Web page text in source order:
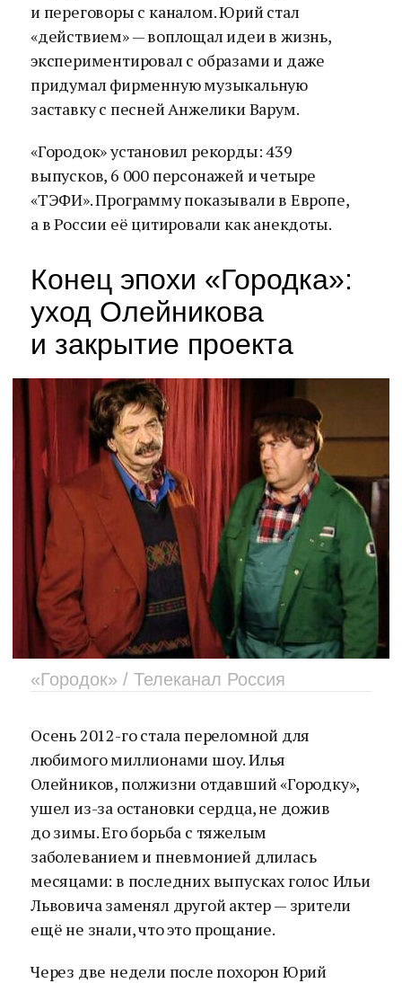
и переговоры с каналом. Юрий стал
«действием» — воплощал идеи в жизнь,
экспериментировал с образами и даже
придумал фирменную музыкальную
заставку с песней Анжелики Варум.
«Городок» установил рекорды: 439
выпусков, 6 000 персонажей и четыре
«ТЭФИ». Программу показывали в Европе,
а в России её цитировали как анекдоты.
Конец эпохи «Городка»:
уход Олейникова
и закрытие проекта
«Городок» / Телеканал Россия
Осень 2012-го стала переломной для
любимого миллионами шоу. Илья
Олейников, полжизни отдавший «Городку»,
ушел из-за остановки сердца, не дожив
до зимы. Его борьба с тяжелым
заболеванием и пневмонией длилась
месяцами: в последних выпусках голос Ильи
Львовича заменял другой актер — зрители
ещё не знали, что это прощание.
Через две недели после похорон Юрий